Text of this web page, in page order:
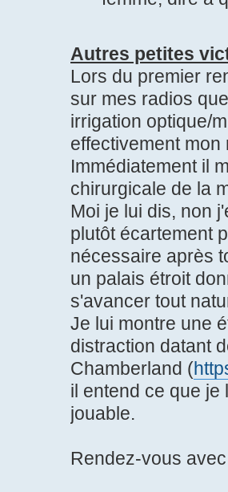
Autres petites
Lors du premier
sur mes radios
irrigation optique/
effectivement mon
Immédiatement il
chirurgicale de la
Moi je lui dis, non
plutôt écartement
nécessaire après
un palais étroit
s'avancer tout
Je lui montre une
distraction datant
Chamberland (
il entend ce que je
jouable.
Rendez-vous